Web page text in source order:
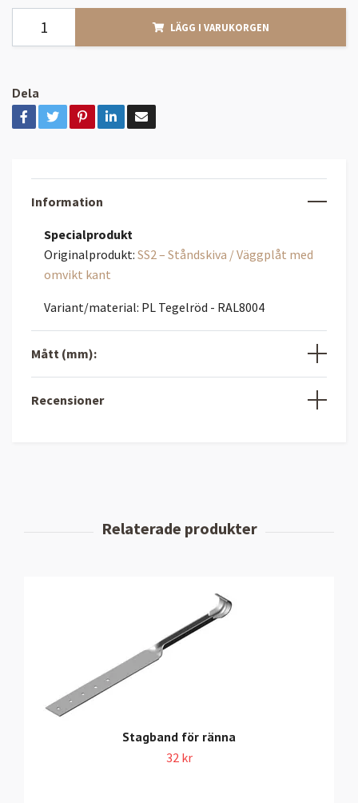
LÄGG I VARUKORGEN
Dela
Information
Specialprodukt
Originalprodukt: SS2 – Ståndskiva / Väggplåt med
omvikt kant
Variant/material: PL Tegelröd - RAL8004
Mått (mm):
Recensioner
Stagband för ränna
32 kr